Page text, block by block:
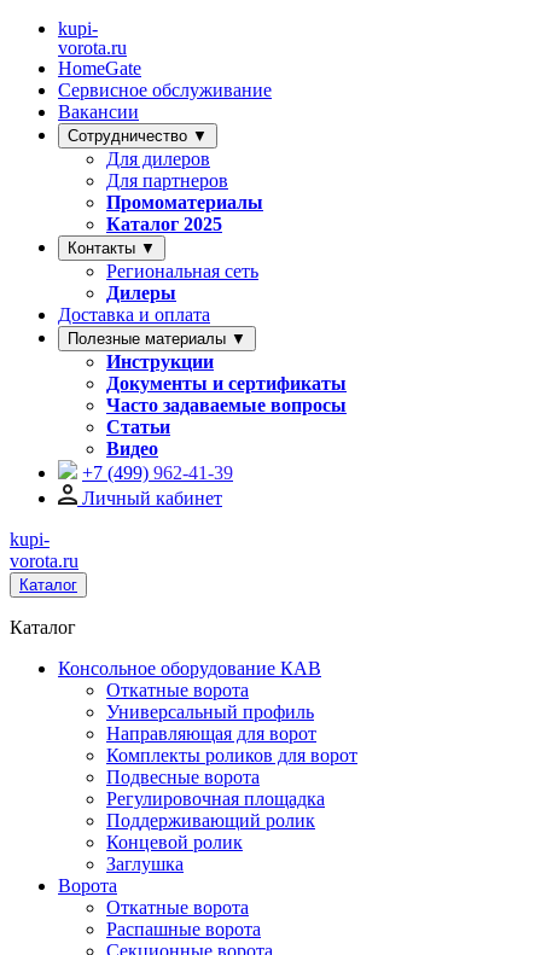
kupi-
vorota.ru
HomeGate
Сервисное обслуживание
Вакансии
Сотрудничество ▼
Для дилеров
Для партнеров
Промоматериалы
Каталог 2025
Контакты ▼
Региональная сеть
Дилеры
Доставка и оплата
Полезные материалы ▼
Инструкции
Документы и сертификаты
Часто задаваемые вопросы
Статьи
Видео
+7 (499) 962-41-39
Личный кабинет
kupi-
vorota.ru
Каталог
Каталог
Консольное оборудование КАВ
Откатные ворота
Универсальный профиль
Направляющая для ворот
Комплекты роликов для ворот
Подвесные ворота
Регулировочная площадка
Поддерживающий ролик
Концевой ролик
Заглушка
Ворота
Откатные ворота
Распашные ворота
Секционные ворота